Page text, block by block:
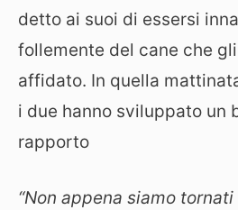
detto ai suoi di essersi
follemente del cane che
affidato. In quella
i due hanno sviluppato un
rapporto
“Non appena siamo